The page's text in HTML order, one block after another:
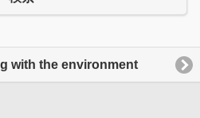
with the environment